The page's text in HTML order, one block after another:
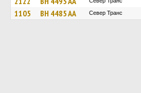
1105 BH 4485 AA Север Транс